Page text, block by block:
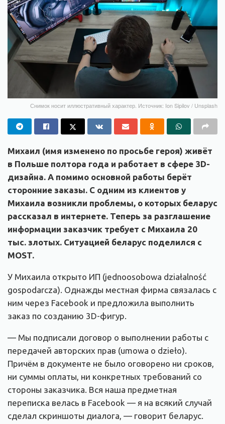
Снимок носит иллюстративный характер. Источник: Ion Sipilov / Unsplash
Михаил (имя изменено по просьбе героя) живёт
в Польше полтора года и работает в сфере 3D-
дизайна. А помимо основной работы берёт
сторонние заказы. С одним из клиентов у
Михаила возникли проблемы, о которых беларус
рассказал в интернете. Теперь за разглашение
информации заказчик требует с Михаила 20
тыс. злотых. Ситуацией беларус поделился с
MOST.
У Михаила открыто ИП (jednoosobowa działalność
gospodarcza). Однажды местная фирма связалась с
ним через Facebook и предложила выполнить
заказ по созданию 3D-фигур.
— Мы подписали договор о выполнении работы с
передачей авторских прав (umowa o dzieło).
Причём в документе не было оговорено ни сроков,
ни суммы оплаты, ни конкретных требований со
стороны заказчика. Вся наша предметная
переписка велась в Facebook — я на всякий случай
сделал скриншоты диалога, — говорит беларус.